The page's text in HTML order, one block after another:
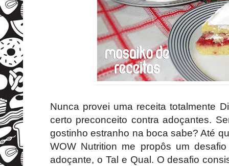
Nunca provei uma receita totalmente
certo preconceito contra adoçantes.
gostinho estranho na boca sabe? Até
WOW Nutrition me propôs um
adoçante, o Tal e Qual. O desafio